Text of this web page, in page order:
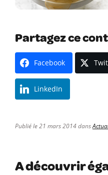
Partagez ce
Facebook
LinkedIn
Publié le 21 mars 2014 dans
A découvrir